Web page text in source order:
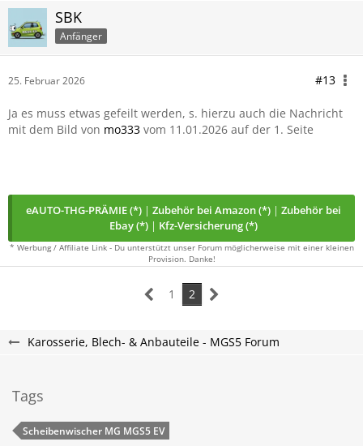
SBK
Anfänger
25. Februar 2026 #13
Ja es muss etwas gefeilt werden, s. hierzu auch die Nachricht
mit dem Bild von mo333 vom 11.01.2026 auf der 1. Seite
eAUTO-THG-PRÄMIE (*) | Zubehör bei Amazon (*) | Zubehör bei
Ebay (*) | Kfz-Versicherung (*)
* Werbung / Affiliate Link - Du unterstützt unser Forum möglicherweise mit einer kleinen
Provision. Danke!
1 2
Karosserie, Blech- & Anbauteile - MGS5 Forum
Tags
Scheibenwischer MG​ MGS5 EV